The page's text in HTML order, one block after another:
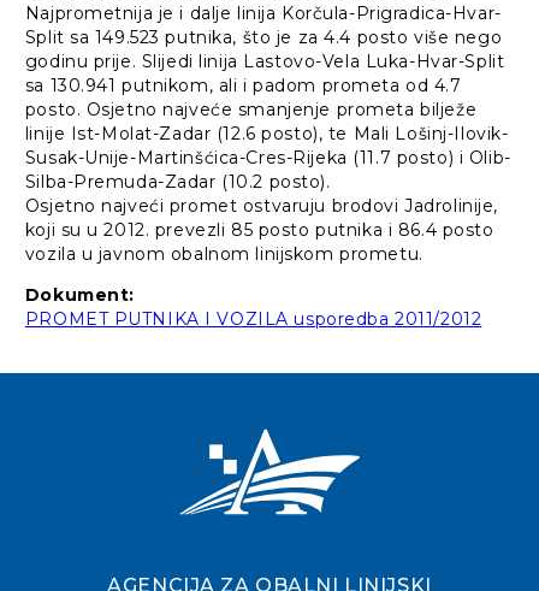
Najprometnija je i dalje linija Korčula-Prigradica-Hvar-
Split sa 149.523 putnika, što je za 4.4 posto više nego
godinu prije. Slijedi linija Lastovo-Vela Luka-Hvar-Split
sa 130.941 putnikom, ali i padom prometa od 4.7
posto. Osjetno najveće smanjenje prometa bilježe
linije Ist-Molat-Zadar (12.6 posto), te Mali Lošinj-Ilovik-
Susak-Unije-Martinšćica-Cres-Rijeka (11.7 posto) i Olib-
Silba-Premuda-Zadar (10.2 posto).
Osjetno najveći promet ostvaruju brodovi Jadrolinije,
koji su u 2012. prevezli 85 posto putnika i 86.4 posto
vozila u javnom obalnom linijskom prometu.
Dokument:
PROMET PUTNIKA I VOZILA usporedba 2011/2012
AGENCIJA ZA OBALNI LINIJSKI